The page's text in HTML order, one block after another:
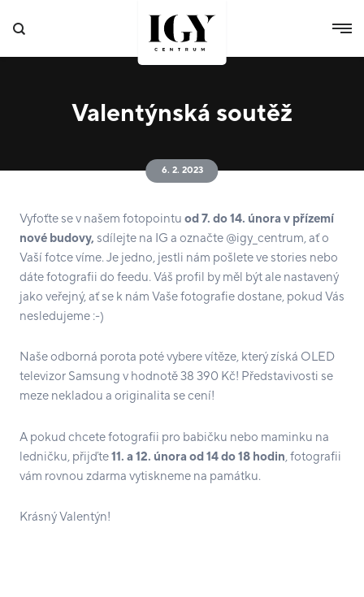
Valentýnská soutěž
6. 2. 2023
Vyfoťte se v našem fotopointu od 7. do 14. února v přízemí
nové budovy, sdílejte na IG a označte @igy_centrum, ať o
Vaší fotce víme. Je jedno, jestli nám pošlete ve stories nebo
dáte fotografii do feedu. Váš profil by měl být ale nastavený
jako veřejný, ať se k nám Vaše fotografie dostane, pokud Vás
nesledujeme :-)
Naše odborná porota poté vybere vítěze, který získá OLED
televizor Samsung v hodnotě 38 390 Kč! Představivosti se
meze nekladou a originalita se cení!
A pokud chcete fotografii pro babičku nebo maminku na
ledničku, přijďte11. a 12. února od 14 do 18 hodin, fotografii
vám rovnou zdarma vytiskneme na památku.
Krásný Valentýn!